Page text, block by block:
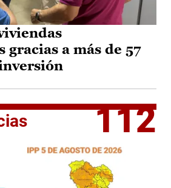
a más de 57
112